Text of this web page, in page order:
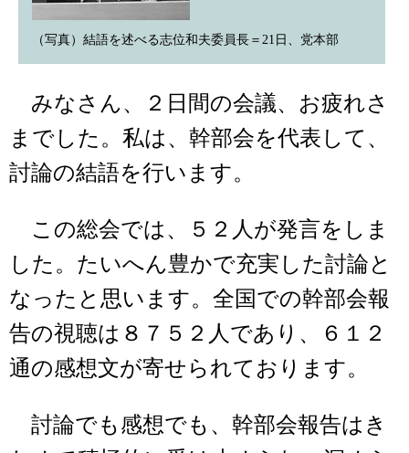
（写真）結語を述べる志位和夫委員長＝21日、党本部
みなさん、２日間の会議、お疲れさ
までした。私は、幹部会を代表して、
討論の結語を行います。
この総会では、５２人が発言をしま
した。たいへん豊かで充実した討論と
なったと思います。全国での幹部会報
告の視聴は８７５２人であり、６１２
通の感想文が寄せられております。
討論でも感想でも、幹部会報告はき